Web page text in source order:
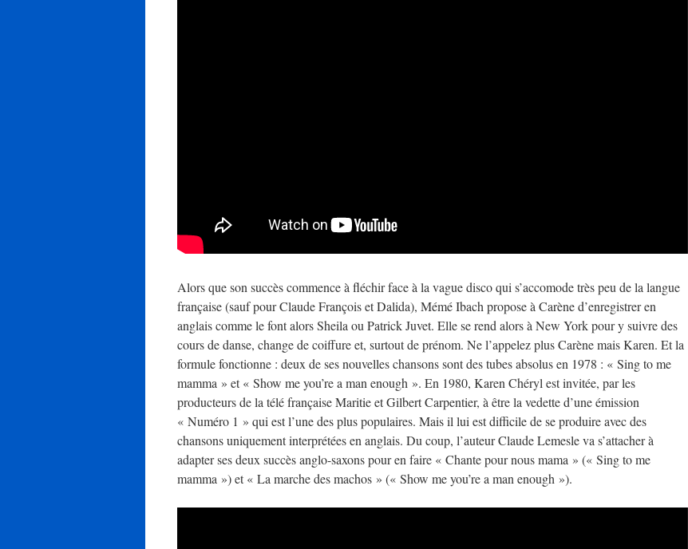
Alors que son succès commence à fléchir face à la vague disco qui s’accomode très peu de la langue
française (sauf pour Claude François et Dalida), Mémé Ibach propose à Carène d’enregistrer en
anglais comme le font alors Sheila ou Patrick Juvet. Elle se rend alors à New York pour y suivre des
cours de danse, change de coiffure et, surtout de prénom. Ne l’appelez plus Carène mais Karen. Et la
formule fonctionne : deux de ses nouvelles chansons sont des tubes absolus en 1978 : « Sing to me
mamma » et « Show me you’re a man enough ». En 1980, Karen Chéryl est invitée, par les
producteurs de la télé française Maritie et Gilbert Carpentier, à être la vedette d’une émission
« Numéro 1 » qui est l’une des plus populaires. Mais il lui est difficile de se produire avec des
chansons uniquement interprétées en anglais. Du coup, l’auteur Claude Lemesle va s’attacher à
adapter ses deux succès anglo-saxons pour en faire « Chante pour nous mama » (« Sing to me
mamma ») et « La marche des machos » (« Show me you’re a man enough »).